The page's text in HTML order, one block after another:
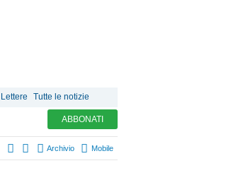
Lettere Tutte le notizie
ABBONATI
Archivio Mobile